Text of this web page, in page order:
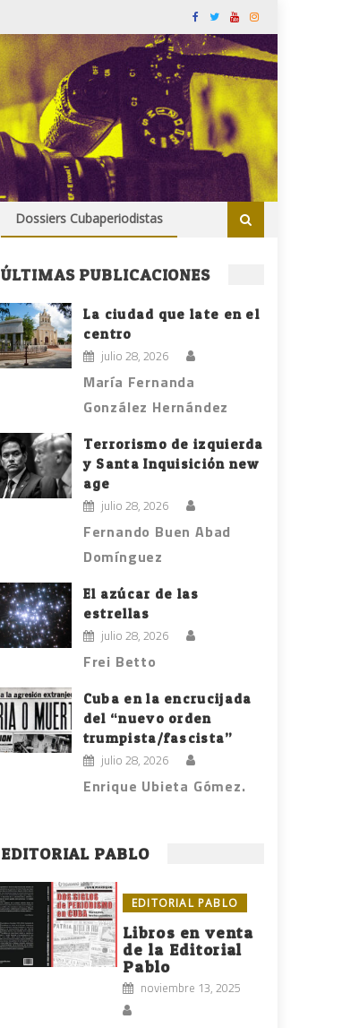
Dossiers Cubaperiodistas
ÚLTIMAS PUBLICACIONES
La ciudad que late en el
centro
julio 28, 2026
María Fernanda
González Hernández
Terrorismo de izquierda
y Santa Inquisición new
age
julio 28, 2026
Fernando Buen Abad
Domínguez
El azúcar de las
estrellas
julio 28, 2026
Frei Betto
Cuba en la encrucijada
del “nuevo orden
trumpista/fascista”
julio 28, 2026
Enrique Ubieta Gómez.
EDITORIAL PABLO
EDITORIAL PABLO
Libros en venta
de la Editorial
Pablo
noviembre 13, 2025